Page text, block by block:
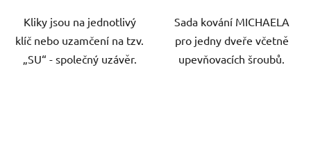
Kliky jsou na jednotlivý
klíč nebo uzamčení na tzv.
„SU“ - společný uzávěr.
Sada kování MICHAELA
pro jedny dveře včetně
upevňovacích šroubů.